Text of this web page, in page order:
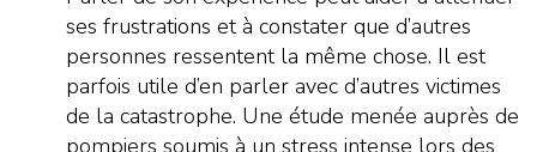
ses frustrations et à constater que d’autres
personnes ressentent la même chose. Il est
parfois utile d’en parler avec d’autres victimes
de la catastrophe. Une étude menée auprès de
pompiers soumis à un stress intense lors des